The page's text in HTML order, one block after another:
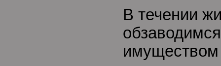
В течении
имуществом